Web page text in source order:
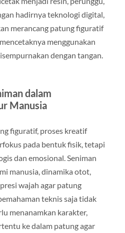
hadirnya teknologi digital,
merancang patung figuratif
menggunakan
dengan tangan.
dalam
Manusia
figuratif, proses kreatif
pada bentuk fisik, tetapi
dan emosional. Seniman
manusia, dinamika otot,
wajah agar patung
teknis saja tidak
menanamkan karakter,
ke dalam patung agar